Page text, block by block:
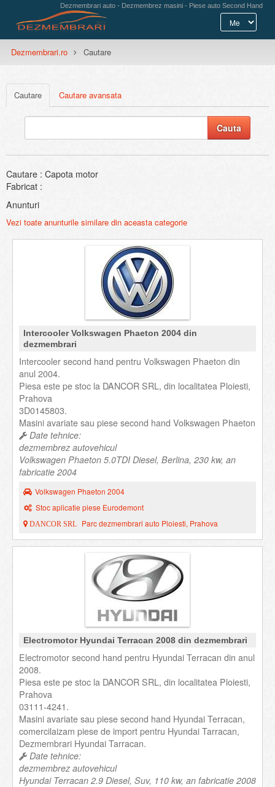
Dezmembrari auto - Dezmembrez masini - Piese auto Second Hand
Dezmembrari.ro Cautare
Cautare Cautare avansata
Cautare : Capota motor
Fabricat :
Anunturi
Vezi toate anunturile similare din aceasta categorie
Intercooler Volkswagen Phaeton 2004 din
dezmembrari
Intercooler second hand pentru Volkswagen Phaeton din
anul 2004.
Piesa este pe stoc la DANCOR SRL, din localitatea Ploiesti,
Prahova
3D0145803.
Masini avariate sau piese second hand Volkswagen Phaeton
Date tehnice:
dezmembrez autovehicul
Volkswagen Phaeton 5.0TDI Diesel, Berlina, 230 kw, an
fabricatie 2004
Volkswagen Phaeton 2004
Stoc aplicatie piese Eurodemont
DANCOR SRL Parc dezmembrari auto Ploiesti, Prahova
Electromotor Hyundai Terracan 2008 din dezmembrari
Electromotor second hand pentru Hyundai Terracan din anul
2008.
Piesa este pe stoc la DANCOR SRL, din localitatea Ploiesti,
Prahova
03111-4241.
Masini avariate sau piese second hand Hyundai Terracan,
comercilaizam piese de import pentru Hyundai Tarracan,
Dezmembrari Hyundai Tarracan.
Date tehnice:
dezmembrez autovehicul
Hyundai Terracan 2.9 Diesel, Suv, 110 kw, an fabricatie 2008